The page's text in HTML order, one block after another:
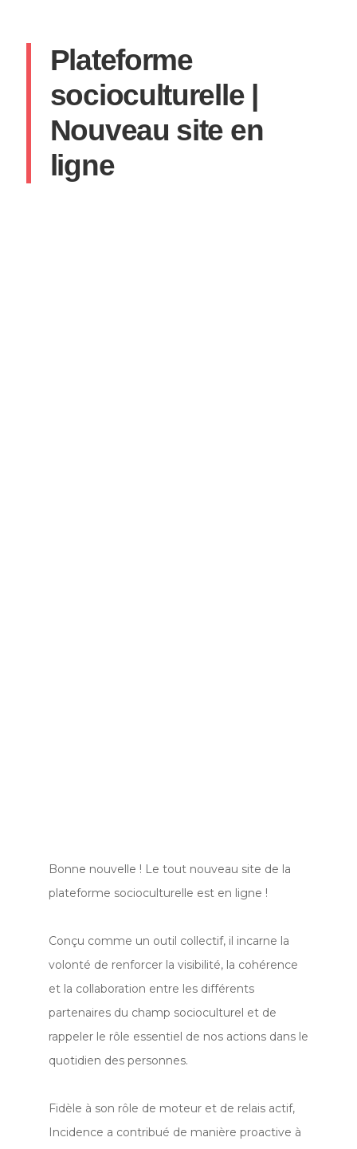
Plateforme
socioculturelle |
Nouveau site en
ligne
Bonne nouvelle ! Le tout nouveau site de la
plateforme socioculturelle est en ligne !
Conçu comme un outil collectif, il incarne la
volonté de renforcer la visibilité, la cohérence
et la collaboration entre les différents
partenaires du champ socioculturel et de
rappeler le rôle essentiel de nos actions dans le
quotidien des personnes.
Fidèle à son rôle de moteur et de relais actif,
Incidence a contribué de manière proactive à